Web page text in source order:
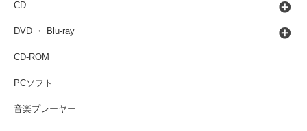
CD
DVD ・ Blu-ray
CD-ROM
PCソフト
音楽プレーヤー